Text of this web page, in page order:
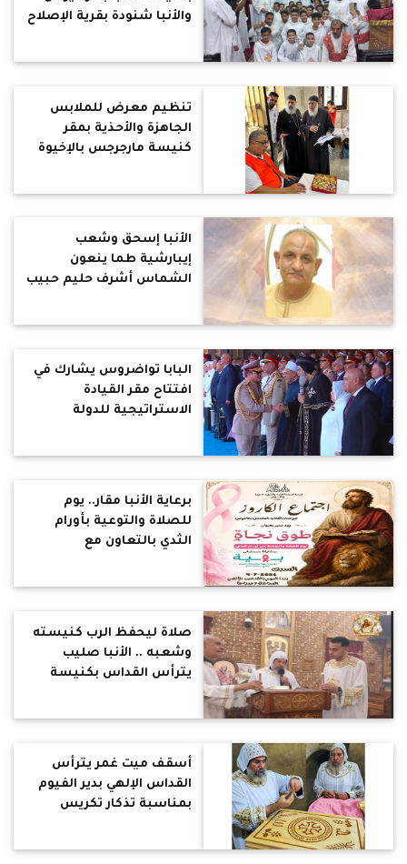
والأنبا شنودة بقرية الإصلاح
تنظيم معرض للملابس
الجاهزة والأحذية بمقر
كنيسة مارجرجس بالإخيوة
الأنبا إسحق وشعب
إيبارشية طما ينعون
الشماس أشرف حليم حبيب
البابا تواضروس يشارك في
افتتاح مقر القيادة
الاستراتيجية للدولة
برعاية الأنبا مقار.. يوم
للصلاة والتوعية بأورام
الثدي بالتعاون مع
صلاة ليحفظ الرب كنيسته
وشعبه .. الأنبا صليب
يترأس القداس بكنيسة
أسقف ميت غمر يترأس
القداس الإلهي بدير الفيوم
بمناسبة تذكار تكريس